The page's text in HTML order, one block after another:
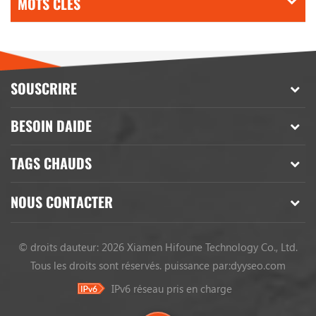
SOUSCRIRE
BESOIN DAIDE
TAGS CHAUDS
NOUS CONTACTER
© droits dauteur: 2026 Xiamen Hifoune Technology Co., Ltd.
Tous les droits sont réservés. puissance par:dyyseo.com
IPv6 réseau pris en charge